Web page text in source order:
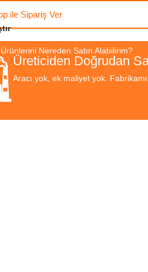
ile Sipariş Ver
Nereden Satın Alabilirim?
Üreticiden Doğrudan
Aracı yok, ek maliyet yok.